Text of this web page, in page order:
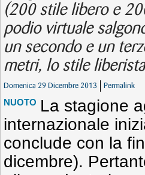
(200 stile libero e
podio virtuale
un secondo e un
metri, lo stile
Domenica 29 Dicembre 2013 Permalink
NUOTO La stagione
internazionale
conclude con la
dicembre).